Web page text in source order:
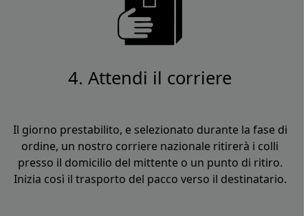
4. Attendi il corriere
Il giorno prestabilito, e selezionato durante la fase di
ordine, un nostro corriere nazionale ritirerà i colli
presso il domicilio del mittente o un punto di ritiro.
Inizia così il trasporto del pacco verso il destinatario.